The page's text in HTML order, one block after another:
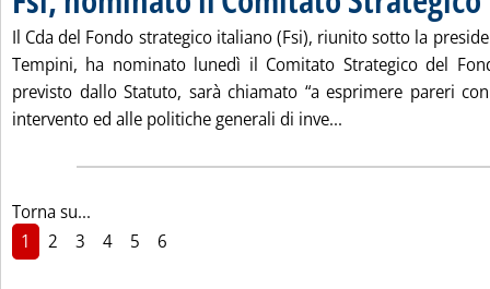
Il Cda del Fondo strategico italiano (Fsi), riunito sotto la
Tempini, ha nominato lunedì il Comitato Strategico del
previsto dallo Statuto, sarà chiamato “a esprimere pareri
intervento ed alle politiche generali di inve...
Torna su...
1
2 3 4 5 6